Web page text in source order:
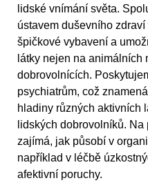
lidské vnímání světa.
ústavem duševního
špičkové vybavení a
látky nejen na animálních
dobrovolnících.
psychiatrům, což
hladiny různých aktivních
lidských dobrovolníků.
zajímá, jak působí v
například v léčbě
afektivní poruchy.